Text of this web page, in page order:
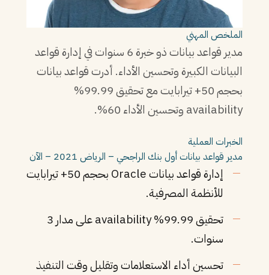
الملخص المهني
مدير قواعد بيانات ذو خبرة 6 سنوات في إدارة قواعد
البيانات الكبيرة وتحسين الأداء. أدرت قواعد بيانات
بحجم 50+ تيرابايت مع تحقيق 99.99%
availability وتحسين الأداء 60%.
الخبرات العملية
مدير قواعد بيانات أول بنك الراجحي – الرياض 2021 – الآن
إدارة قواعد بيانات Oracle بحجم 50+ تيرابايت
للأنظمة المصرفية.
تحقيق 99.99% availability على مدار 3
سنوات.
تحسين أداء الاستعلامات وتقليل وقت التنفيذ